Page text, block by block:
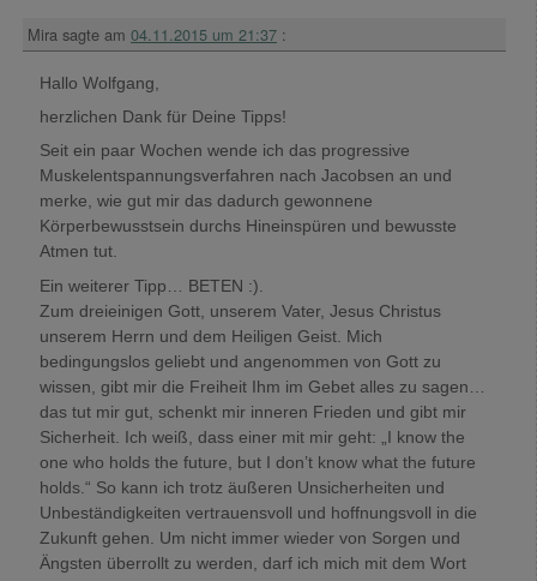
Mira sagte am 04.11.2015 um 21:37 :
Hallo Wolfgang,
herzlichen Dank für Deine Tipps!
Seit ein paar Wochen wende ich das progressive
Muskelentspannungsverfahren nach Jacobsen an und
merke, wie gut mir das dadurch gewonnene
Körperbewusstsein durchs Hineinspüren und bewusste
Atmen tut.
Ein weiterer Tipp… BETEN :).
Zum dreieinigen Gott, unserem Vater, Jesus Christus
unserem Herrn und dem Heiligen Geist. Mich
bedingungslos geliebt und angenommen von Gott zu
wissen, gibt mir die Freiheit Ihm im Gebet alles zu sagen…
das tut mir gut, schenkt mir inneren Frieden und gibt mir
Sicherheit. Ich weiß, dass einer mit mir geht: „I know the
one who holds the future, but I don’t know what the future
holds.“ So kann ich trotz äußeren Unsicherheiten und
Unbeständigkeiten vertrauensvoll und hoffnungsvoll in die
Zukunft gehen. Um nicht immer wieder von Sorgen und
Ängsten überrollt zu werden, darf ich mich mit dem Wort